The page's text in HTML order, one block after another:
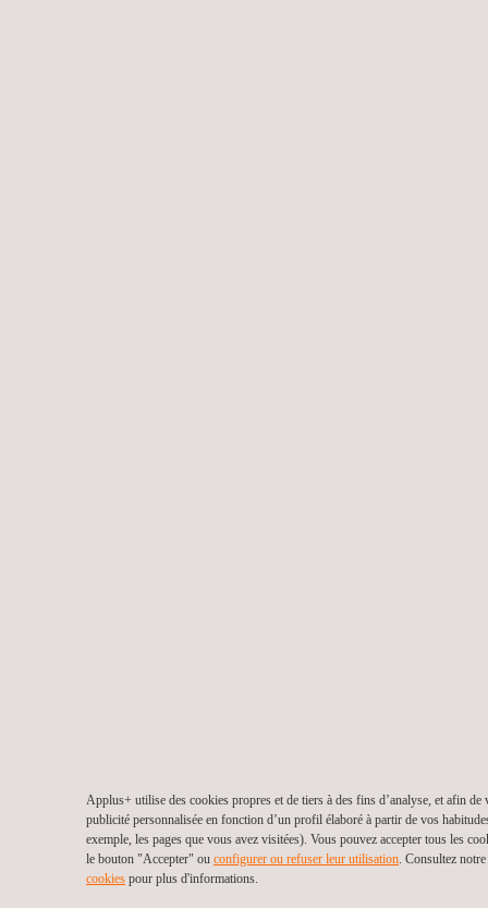
Applus+ utilise des cookies propres et de tiers à des fins d’analyse, et afin de
publicité personnalisée en fonction d’un profil élaboré à partir de vos
exemple, les pages que vous avez visitées). Vous pouvez accepter tous les
le bouton "Accepter" ou configurer ou refuser leur utilisation . Consultez notre
cookies pour plus d'informations.